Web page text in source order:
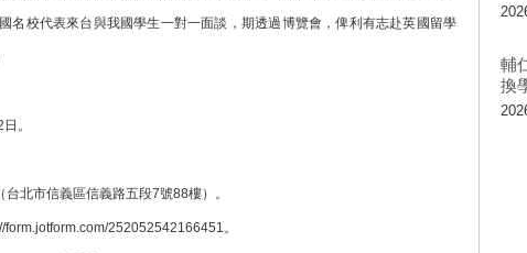
名校代表來台與我國學生一對一面談，期透過博覽會，俾利有志赴英國留學
。
台北市信義區信義路五段7號88樓）。
form.jotform.com/252052542166451。
輔
換